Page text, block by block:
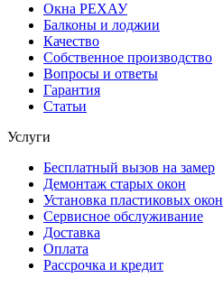
Окна РЕХАУ
Балконы и лоджии
Качество
Собственное производство
Вопросы и ответы
Гарантия
Статьи
Услуги
Бесплатный вызов на замер
Демонтаж старых окон
Установка пластиковых окон
Сервисное обслуживание
Доставка
Оплата
Рассрочка и кредит